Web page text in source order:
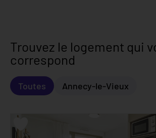
Trouvez le logement qui
correspond
Toutes Annecy-le-Vieux